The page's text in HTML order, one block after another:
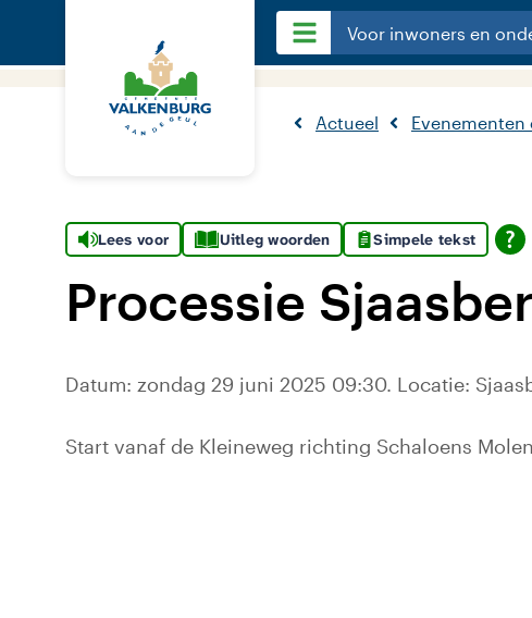
Voor inwoners en
Actueel Evenementen
Lees voor Uitleg woorden Simpele tekst
Processie
Datum: zondag 29 juni 2025 09:30. Locatie:
Start vanaf de Kleineweg richting Schaloens